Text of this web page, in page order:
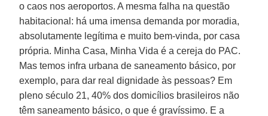
o caos nos aeroportos. A mesma falha na questão
habitacional: há uma imensa demanda por moradia,
absolutamente legítima e muito bem-vinda, por casa
própria. Minha Casa, Minha Vida é a cereja do PAC.
Mas temos infra urbana de saneamento básico, por
exemplo, para dar real dignidade às pessoas? Em
pleno século 21, 40% dos domicílios brasileiros não
têm saneamento básico, o que é gravíssimo. E a